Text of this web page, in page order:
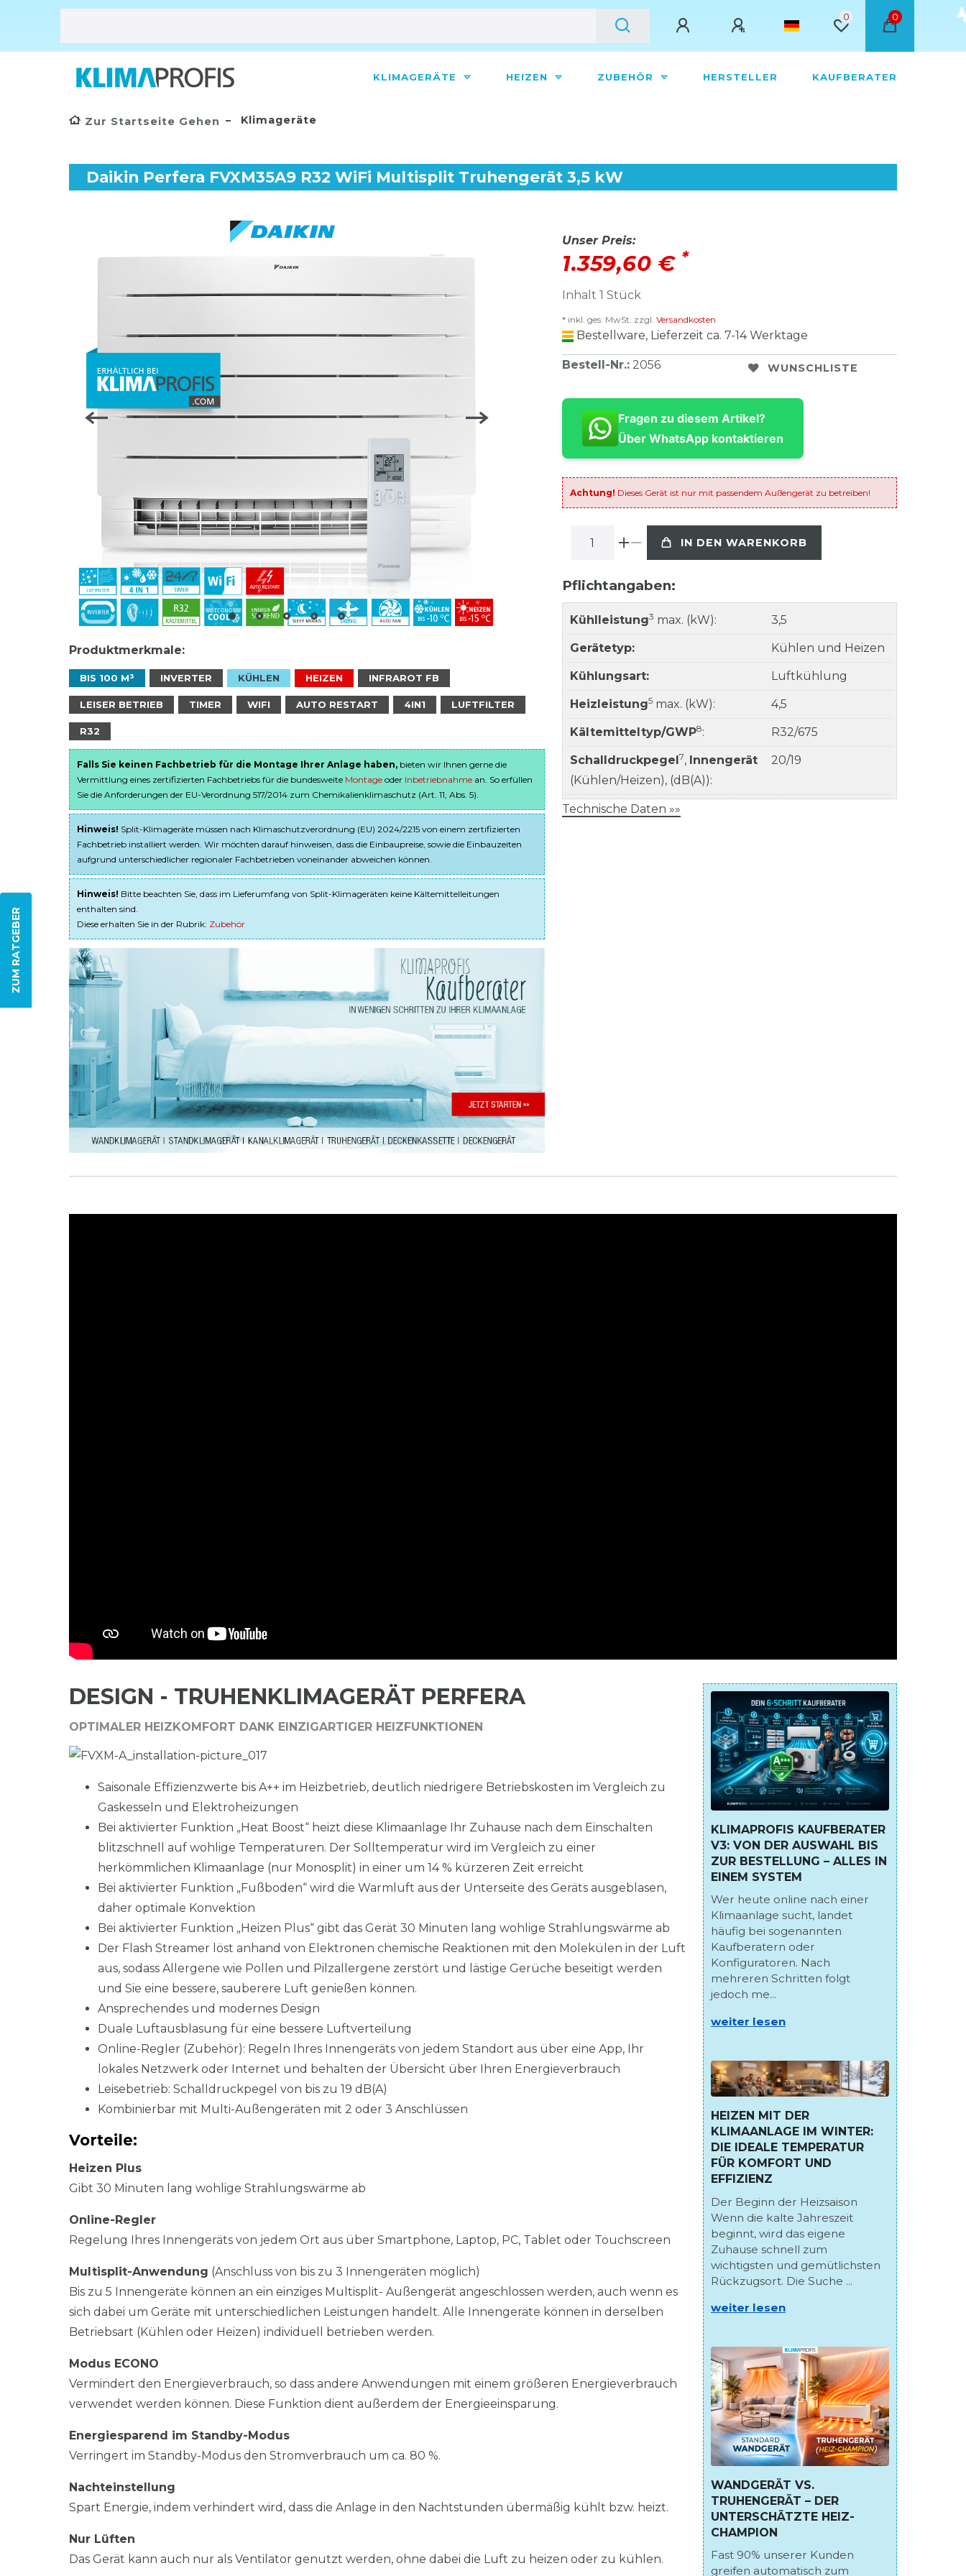
0 0
KLIMAGERÄTE HEIZEN ZUBEHÖR HERSTELLER KAUFBERATER
Zur Startseite Gehen Klimageräte
ZUM RATGEBER
Daikin Perfera FVXM35A9 R32 WiFi Multisplit Truhengerät 3,5 kW
Produktmerkmale:
BIS 100 M³ INVERTER KÜHLEN HEIZEN INFRAROT FB
LEISER BETRIEB TIMER WIFI AUTO RESTART 4IN1 LUFTFILTER
R32
Falls Sie keinen Fachbetrieb für die Montage Ihrer Anlage haben, bieten wir Ihnen gerne die
Vermittlung eines zertifizierten Fachbetriebs für die bundesweite Montage oder Inbetriebnahme an. So erfüllen
Sie die Anforderungen der EU-Verordnung 517/2014 zum Chemikalienklimaschutz (Art. 11, Abs. 5).
Hinweis! Split-Klimageräte müssen nach Klimaschutzverordnung (EU) 2024/2215 von einem zertifizierten
Fachbetrieb installiert werden. Wir möchten darauf hinweisen, dass die Einbaupreise, sowie die Einbauzeiten
aufgrund unterschiedlicher regionaler Fachbetrieben voneinander abweichen können.
Hinweis! Bitte beachten Sie, dass im Lieferumfang von Split-Klimageräten keine Kältemittelleitungen
enthalten sind.
Diese erhalten Sie in der Rubrik: Zubehör
Unser Preis:
1.359,60 € *
Inhalt 1 Stück
* inkl. ges. MwSt. zzgl. Versandkosten
Bestellware, Lieferzeit ca. 7-14 Werktage
Bestell-Nr.: 2056 WUNSCHLISTE
Fragen zu diesem Artikel?
Über WhatsApp kontaktieren
Achtung! Dieses Gerät ist nur mit passendem Außengerät zu betreiben!
IN DEN WARENKORB
Pflichtangaben:
Kühlleistung3 max. (kW): 3,5
Gerätetyp: Kühlen und Heizen
Kühlungsart: Luftkühlung
Heizleistung5 max. (kW): 4,5
Kältemitteltyp/GWP8: R32/675
Schalldruckpegel7, Innengerät
(Kühlen/Heizen), (dB(A)):
20/19
Technische Daten »»
DESIGN - TRUHENKLIMAGERÄT PERFERA
OPTIMALER HEIZKOMFORT DANK EINZIGARTIGER HEIZFUNKTIONEN
Saisonale Effizienzwerte bis A++ im Heizbetrieb, deutlich niedrigere Betriebskosten im Vergleich zu
Gaskesseln und Elektroheizungen
Bei aktivierter Funktion „Heat Boost“ heizt diese Klimaanlage Ihr Zuhause nach dem Einschalten
blitzschnell auf wohlige Temperaturen. Der Solltemperatur wird im Vergleich zu einer
herkömmlichen Klimaanlage (nur Monosplit) in einer um 14 % kürzeren Zeit erreicht
Bei aktivierter Funktion „Fußboden“ wird die Warmluft aus der Unterseite des Geräts ausgeblasen,
daher optimale Konvektion
Bei aktivierter Funktion „Heizen Plus“ gibt das Gerät 30 Minuten lang wohlige Strahlungswärme ab
Der Flash Streamer löst anhand von Elektronen chemische Reaktionen mit den Molekülen in der Luft
aus, sodass Allergene wie Pollen und Pilzallergene zerstört und lästige Gerüche beseitigt werden
und Sie eine bessere, sauberere Luft genießen können.
Ansprechendes und modernes Design
Duale Luftausblasung für eine bessere Luftverteilung
Online-Regler (Zubehör): Regeln Ihres Innengeräts von jedem Standort aus über eine App, Ihr
lokales Netzwerk oder Internet und behalten der Übersicht über Ihren Energieverbrauch
Leisebetrieb: Schalldruckpegel von bis zu 19 dB(A)
Kombinierbar mit Multi-Außengeräten mit 2 oder 3 Anschlüssen
Vorteile:
Heizen Plus
Gibt 30 Minuten lang wohlige Strahlungswärme ab
Online-Regler
Regelung Ihres Innengeräts von jedem Ort aus über Smartphone, Laptop, PC, Tablet oder Touchscreen
Multisplit-Anwendung (Anschluss von bis zu 3 Innengeräten möglich)
Bis zu 5 Innengeräte können an ein einziges Multisplit- Außengerät angeschlossen werden, auch wenn es
sich dabei um Geräte mit unterschiedlichen Leistungen handelt. Alle Innengeräte können in derselben
Betriebsart (Kühlen oder Heizen) individuell betrieben werden.
Modus ECONO
Vermindert den Energieverbrauch, so dass andere Anwendungen mit einem größeren Energieverbrauch
verwendet werden können. Diese Funktion dient außerdem der Energieeinsparung.
Energiesparend im Standby-Modus
Verringert im Standby-Modus den Stromverbrauch um ca. 80 %.
Nachteinstellung
Spart Energie, indem verhindert wird, dass die Anlage in den Nachtstunden übermäßig kühlt bzw. heizt.
Nur Lüften
Das Gerät kann auch nur als Ventilator genutzt werden, ohne dabei die Luft zu heizen oder zu kühlen.
KLIMAPROFIS KAUFBERATER
V3: VON DER AUSWAHL BIS
ZUR BESTELLUNG – ALLES IN
EINEM SYSTEM
Wer heute online nach einer
Klimaanlage sucht, landet
häufig bei sogenannten
Kaufberatern oder
Konfiguratoren. Nach
mehreren Schritten folgt
jedoch me...
weiter lesen
HEIZEN MIT DER
KLIMAANLAGE IM WINTER:
DIE IDEALE TEMPERATUR
FÜR KOMFORT UND
EFFIZIENZ
Der Beginn der Heizsaison
Wenn die kalte Jahreszeit
beginnt, wird das eigene
Zuhause schnell zum
wichtigsten und gemütlichsten
Rückzugsort. Die Suche ...
weiter lesen
WANDGERÄT VS.
TRUHENGERÄT – DER
UNTERSCHÄTZTE HEIZ-
CHAMPION
Fast 90% unserer Kunden
greifen automatisch zum